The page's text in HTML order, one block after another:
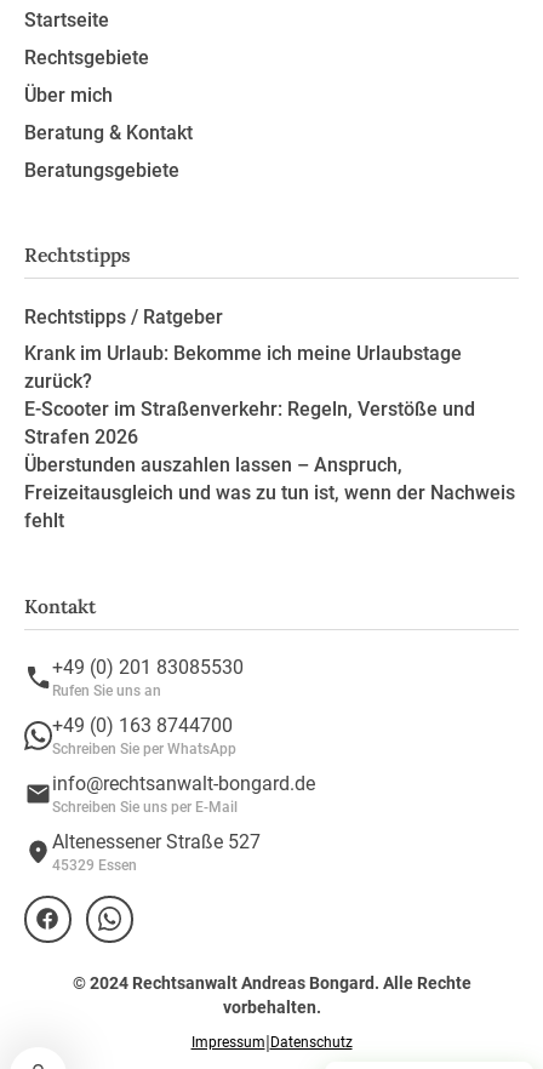
Startseite
Rechtsgebiete
Über mich
Beratung & Kontakt
Beratungsgebiete
Rechtstipps
Rechtstipps / Ratgeber
Krank im Urlaub: Bekomme ich meine Urlaubstage
zurück?
E-Scooter im Straßenverkehr: Regeln, Verstöße und
Strafen 2026
Überstunden auszahlen lassen – Anspruch,
Freizeitausgleich und was zu tun ist, wenn der Nachweis
fehlt
Kontakt
+49 (0) 201 83085530
Rufen Sie uns an
+49 (0) 163 8744700
Schreiben Sie per WhatsApp
info@rechtsanwalt-bongard.de
Schreiben Sie uns per E-Mail
Altenessener Straße 527
45329 Essen
© 2024 Rechtsanwalt Andreas Bongard. Alle Rechte
vorbehalten.
Impressum|Datenschutz